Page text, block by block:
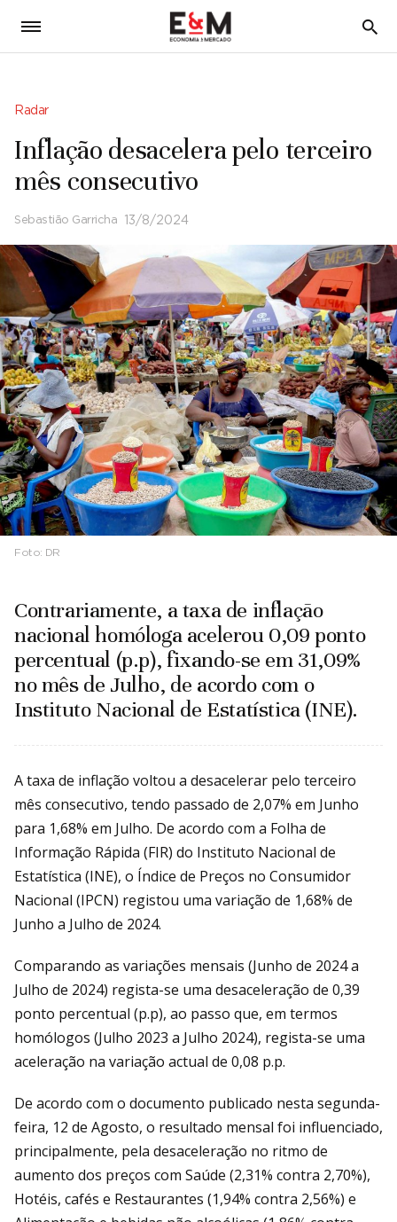
5
Radar
Inflação desacelera pelo terceiro
mês consecutivo
Sebastião Garricha 13/8/2024
Foto: DR
Contrariamente, a taxa de inflação
nacional homóloga acelerou 0,09 ponto
percentual (p.p), fixando-se em 31,09%
no mês de Julho, de acordo com o
Instituto Nacional de Estatística (INE).
A taxa de inflação voltou a desacelerar pelo terceiro
mês consecutivo, tendo passado de 2,07% em Junho
para 1,68% em Julho. De acordo com a Folha de
Informação Rápida (FIR) do Instituto Nacional de
Estatística (INE), o Índice de Preços no Consumidor
Nacional (IPCN) registou uma variação de 1,68% de
Junho a Julho de 2024.
Comparando as variações mensais (Junho de 2024 a
Julho de 2024) regista-se uma desaceleração de 0,39
ponto percentual (p.p), ao passo que, em termos
homólogos (Julho 2023 a Julho 2024), regista-se uma
aceleração na variação actual de 0,08 p.p.
De acordo com o documento publicado nesta segunda-
feira, 12 de Agosto, o resultado mensal foi influenciado,
principalmente, pela desaceleração no ritmo de
aumento dos preços com Saúde (2,31% contra 2,70%),
Hotéis, cafés e Restaurantes (1,94% contra 2,56%) e